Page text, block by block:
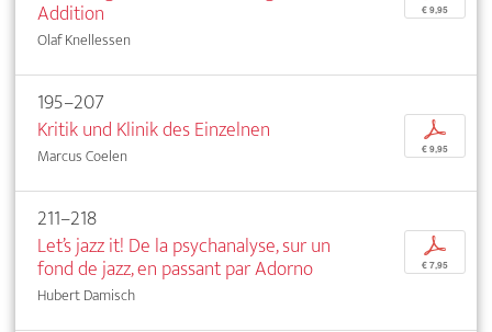
Addition
Olaf Knellessen
€ 9,95
195–207
Kritik und Klinik des Einzelnen
Marcus Coelen
p
€ 9,95
211–218
Let’s jazz it! De la psychanalyse, sur un
fond de jazz, en passant par Adorno
Hubert Damisch
p
€ 7,95